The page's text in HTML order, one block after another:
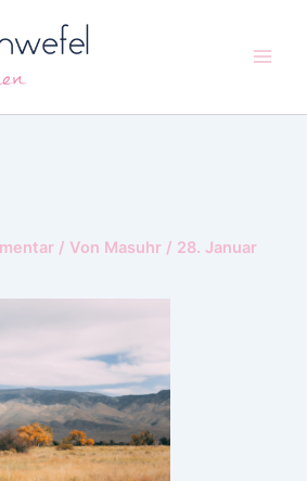
/ Von Masuhr / 28. Januar